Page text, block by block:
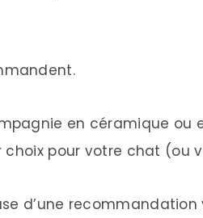
en céramique ou
pour votre chat (ou
d’une